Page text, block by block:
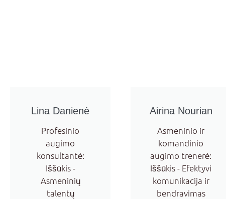
Lina Danienė
Profesinio
augimo
konsultantė:
Iššūkis -
Asmeninių
talentų
Airina Nourian
Asmeninio ir
komandinio
augimo trenerė:
Iššūkis - Efektyvi
komunikacija ir
bendravimas